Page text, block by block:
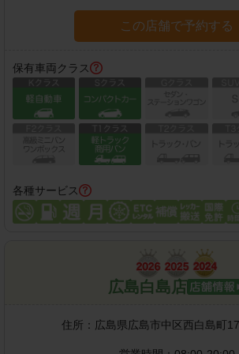
この店舗で予約する
保有車両クラス
各種サービス
広島白島店
住所： 広島県広島市中区西白島町